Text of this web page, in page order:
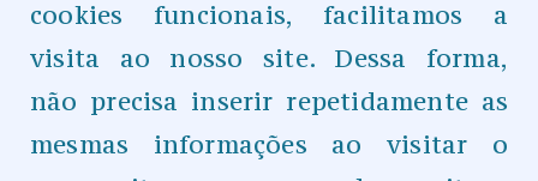
cookies funcionais, facilitamos a
visita ao nosso site. Dessa forma,
não precisa inserir repetidamente as
mesmas informações ao visitar o